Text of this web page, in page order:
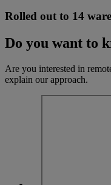
Rolled out to 14
Do you want to
Are you interested in
explain our approach.